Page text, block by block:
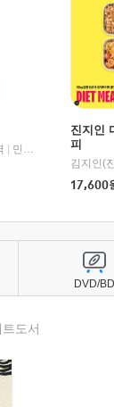
|
교보문고
민음사
진지인
피
김지인(
17,600
도서
DVD/BD